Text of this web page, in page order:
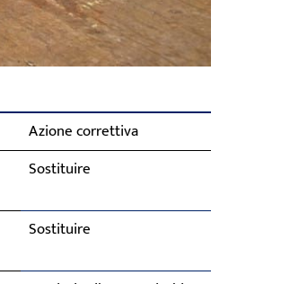
Azione correttiva
Sostituire
Sostituire